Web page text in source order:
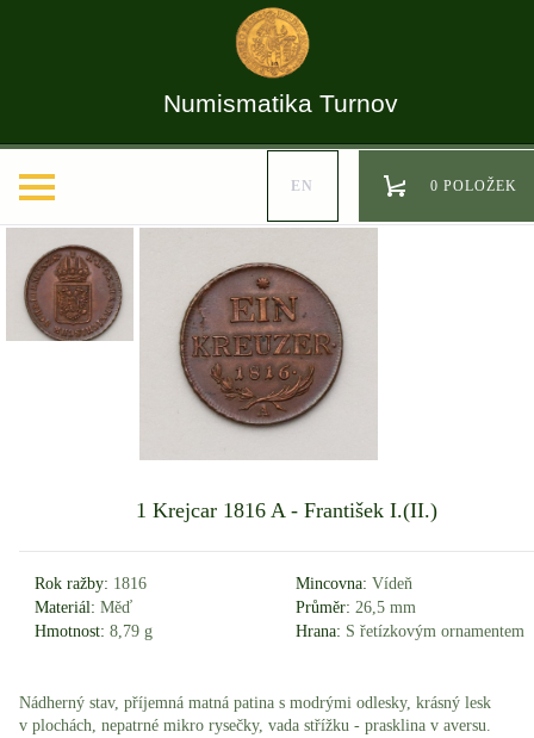
Numismatika Turnov
EN 0 POLOŽEK
1 Krejcar 1816 A - František I.(II.)
Rok ražby: 1816 Mincovna: Vídeň
Materiál: Měď Průměr: 26,5 mm
Hmotnost: 8,79 g Hrana: S řetízkovým ornamentem
Nádherný stav, příjemná matná patina s modrými odlesky, krásný lesk
v plochách, nepatrné mikro rysečky, vada střížku - prasklina v aversu.